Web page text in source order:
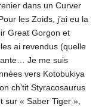
dans un Curver
les Zoids, j’ai eu la
Great Gorgon et
ai revendus (quelle
Je me suis
vers Kotobukiya
ch’tit Styracosaurus
sur « Saber Tiger »,